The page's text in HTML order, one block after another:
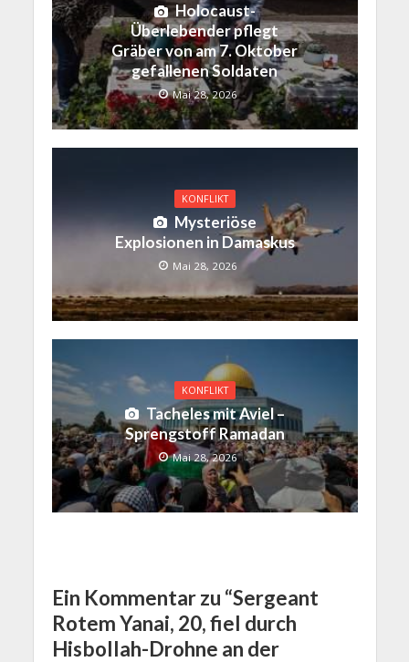
Holocaust-
Überlebender pflegt
Gräber von am 7. Oktober
gefallenen Soldaten
Mai 28, 2026
KONFLIKT
Mysteriöse
Explosionen in Damaskus
Mai 28, 2026
KONFLIKT
Tacheles mit Aviel –
Sprengstoff Ramadan
Mai 28, 2026
Ein Kommentar zu “Sergeant
Rotem Yanai, 20, fiel durch
Hisbollah-Drohne an der